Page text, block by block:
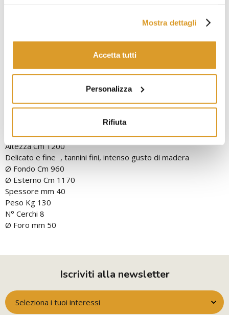
Mostra dettagli
Accetta tutti
Personalizza
Rifiuta
N° Cerchi 8
Tonneau 800 lt. - MF
Altezza Cm 1200
Delicato e fine , tannini fini, intenso gusto di madera
Ø Fondo Cm 960
Ø Esterno Cm 1170
Spessore mm 40
Peso Kg 130
N° Cerchi 8
Ø Foro mm 50
Iscriviti alla newsletter
Seleziona i tuoi interessi